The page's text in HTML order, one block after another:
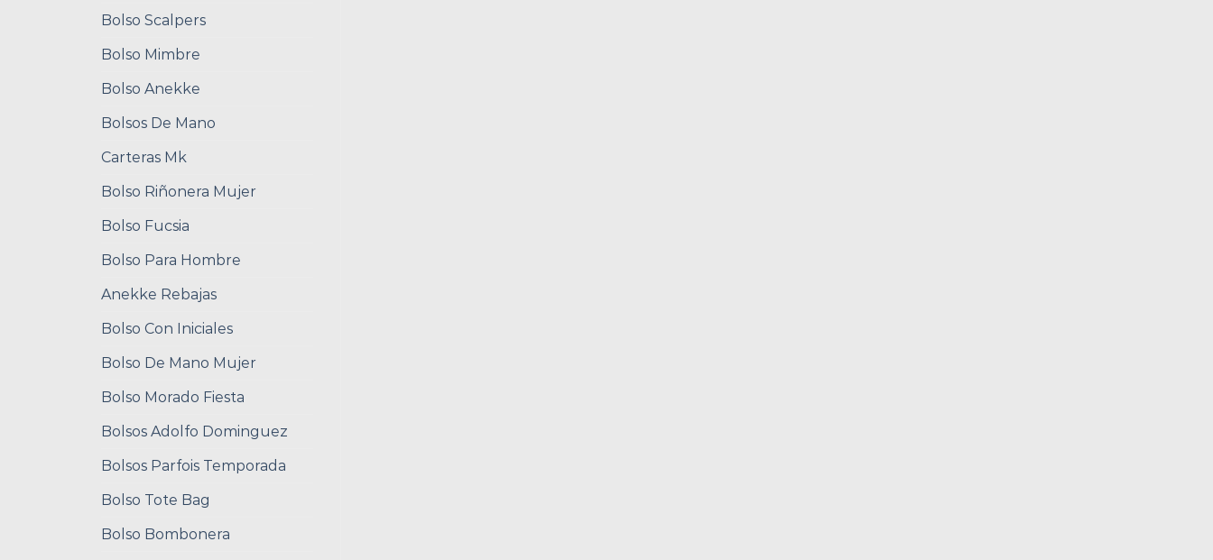
Bolso Scalpers
Bolso Mimbre
Bolso Anekke
Bolsos De Mano
Carteras Mk
Bolso Riñonera Mujer
Bolso Fucsia
Bolso Para Hombre
Anekke Rebajas
Bolso Con Iniciales
Bolso De Mano Mujer
Bolso Morado Fiesta
Bolsos Adolfo Dominguez
Bolsos Parfois Temporada
Bolso Tote Bag
Bolso Bombonera